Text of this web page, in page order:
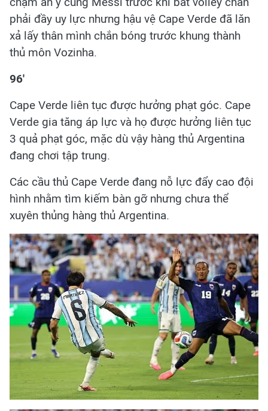
phải đầy uy lực nhưng hậu vệ Cape Verde đã lăn
xả lấy thân mình chắn bóng trước khung thành
thủ môn Vozinha.
96'
Cape Verde liên tục được hưởng phạt góc. Cape
Verde gia tăng áp lực và họ được hưởng liên tục
3 quả phạt góc, mặc dù vậy hàng thủ Argentina
đang chơi tập trung.
Các cầu thủ Cape Verde đang nỗ lực đẩy cao đội
hình nhằm tìm kiếm bàn gỡ nhưng chưa thể
xuyên thủng hàng thủ Argentina.